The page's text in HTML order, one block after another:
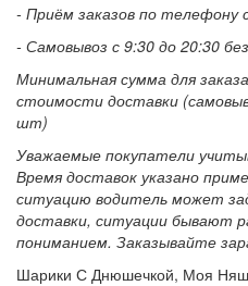
- Приём заказов по телефону
- Самовывоз с 9:30 до 20:30
Минимальная сумма для
стоимости доставки
шт)
Уважаемые покупатели
Время доставок указано
ситуацию водитель может
доставки, ситуации бывают
пониманием. Заказывайте
Шарики С Днюшечкой, Моя